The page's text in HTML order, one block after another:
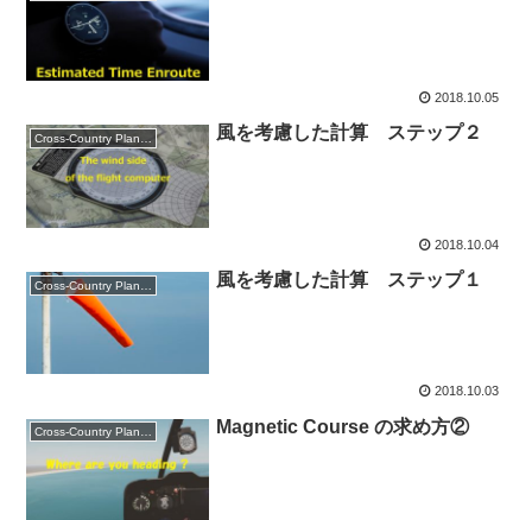
2018.10.05
風を考慮した計算 ステップ２
2018.10.04
風を考慮した計算 ステップ１
2018.10.03
Cross-Country Planning Magnetic Course の求め方②